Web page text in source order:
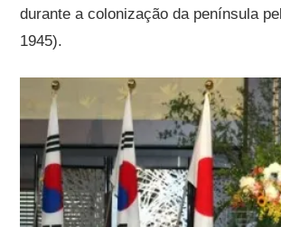
durante a colonização da península
1945).